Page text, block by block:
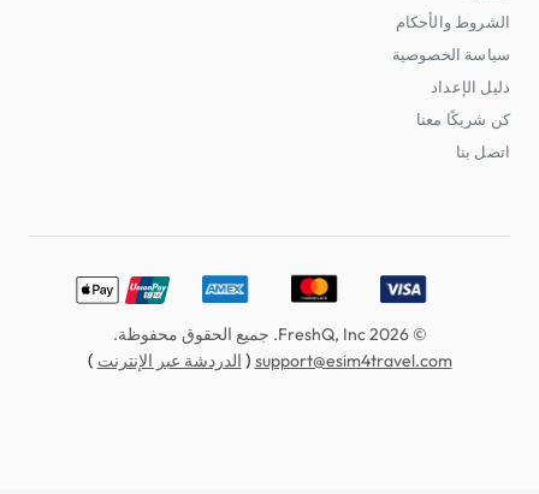
الشروط والأحكام
سياسة الخصوصية
دليل الإعداد
كن شريكًا معنا
اتصل بنا
American Express, Discover, UnionPay, Apple Pay
© 2026 FreshQ, Inc. جميع الحقوق محفوظة.
support@esim4travel.com
( الدردشة عبر الإنترنت )